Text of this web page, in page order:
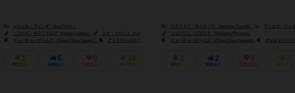
チューチューゲームズ（Choo Choo Games）
ジョエル・フィンチ（Joel Finch）
ニコール・キャッスルズ（Nicole Castles）
リナ・コゼット（Lina Cossette）
デヴィッド・フォレスト（David Forest）
チューチューゲームズ（Choo Choo Games）
グッドゲームズパブリッシング（Good Games Publishing） ライトNゲームズ（Light N Games
1
興味あり
5
経験あり
0
お気に入り
19
持ってる
ステファノ・カステッリ （Stefano Castelli）
ディエゴ・チェルッティ（Diego Cerreti
ジョバンニ・ピロッタ（Giovanni Pirrotta）
チューチューゲームズ（Choo Choo Games）
デルタ ビジョン パブリッシング（Delta Vision Publishing）
3
興味あり
2
経験あり
0
お気に入り
3
持ってる